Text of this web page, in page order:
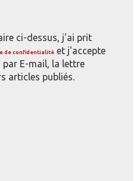
ci-dessus, j'ai prit
de confidentialité et j'accepte
par E-mail, la lettre
articles publiés.